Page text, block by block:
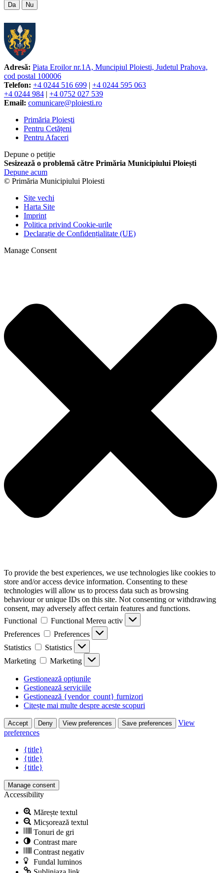
Da Nu
Adresă: Piata Eroilor nr.1A, Muncipiul Ploiesti, Judetul Prahova,
cod postal 100006
Telefon: +4 0244 516 699
+4 0244 595 063
+4 0244 984
+4 0752 027 539
Email: comunicare@ploiesti.ro
Primăria Ploiești
Pentru Cetățeni
Pentru Afaceri
Depune o petiție
Sesizează o problemă către Primăria Municipiului Ploiești
Depune acum
© Primăria Municipiului Ploiesti
Site vechi
Harta Site
Imprint
Politica privind Cookie-urile
Declarație de Confidențialitate (UE)
Manage Consent
To provide the best experiences, we use technologies like cookies to
store and/or access device information. Consenting to these
technologies will allow us to process data such as browsing
behaviour or unique IDs on this site. Not consenting or withdrawing
consent, may adversely affect certain features and functions.
Functional
Functional Mereu activ
Preferences
Preferences
Statistics
Statistics
Marketing
Marketing
Gestionează opțiunile
Gestionează serviciile
Gestionează {vendor_count} furnizori
Citește mai multe despre aceste scopuri
Accept Deny View preferences Save preferences
View
preferences
{title}
{title}
{title}
Manage consent
Accessibility
Mărește textul
Micșorează textul
Tonuri de gri
Contrast mare
Contrast negativ
Fundal luminos